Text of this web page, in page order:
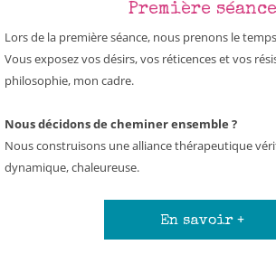
Première séance
Lors de la première séance, nous prenons le
Vous exposez vos désirs, vos réticences et vos
philosophie, mon cadre.
Nous décidons de cheminer ensemble ?
Nous construisons une alliance thérapeutique
dynamique, chaleureuse.
En savoir +